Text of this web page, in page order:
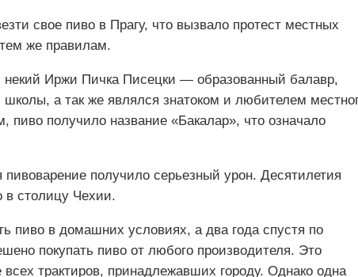
свое пиво в Прагу, что вызвало протест местных
же правилам.
некий Иржи Пичка Писецки — образованный балавр,
а так же являлся знатоком и любителем
пиво получило название «Бакалар», что означало
пивоварение получило серьезный урон. Десятилетия
в столицу Чехии.
пиво в домашних условиях, а два года спустя по
покупать пиво от любого производителя. Это
трактиров, принадлежавших городу. Однако одна